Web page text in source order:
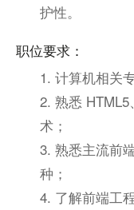
护性。
职位要求：
1. 计算机相关
2. 熟悉
术；
3. 熟悉主流前
种；
4. 了解前端工